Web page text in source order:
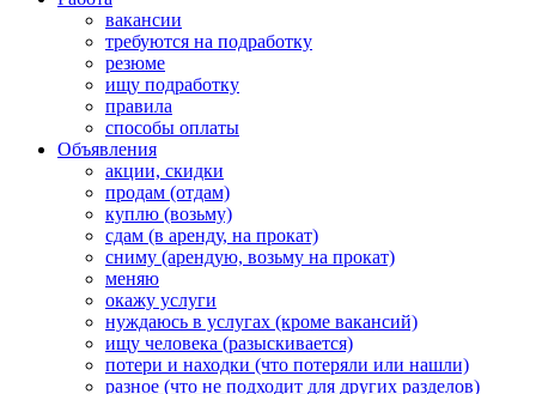
вакансии
требуются на подработку
резюме
ищу подработку
правила
способы оплаты
Объявления
акции, скидки
продам (отдам)
куплю (возьму)
сдам (в аренду, на прокат)
сниму (арендую, возьму на прокат)
меняю
окажу услуги
нуждаюсь в услугах (кроме вакансий)
ищу человека (разыскивается)
потери и находки (что потеряли или нашли)
разное (что не подходит для других разделов)